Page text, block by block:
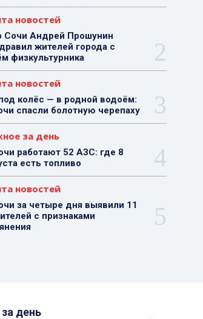
новостей
Сочи Андрей Прошунин
жителей города с
физкультурника
новостей
колёс — в родной водоём:
спасли болотную черепаху
за день
работают 52 АЗС: где 8
есть топливо
новостей
за четыре дня выявили 11
с признаками
день